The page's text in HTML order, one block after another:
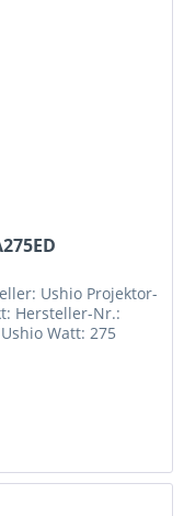
Ushio Projektor-
Hersteller-Nr.:
Watt: 275